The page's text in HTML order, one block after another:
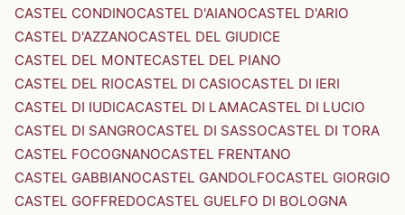
CASTEL CONDINOCASTEL D'AIANOCASTEL D'ARIO
CASTEL D'AZZANOCASTEL DEL GIUDICE
CASTEL DEL MONTECASTEL DEL PIANO
CASTEL DEL RIOCASTEL DI CASIOCASTEL DI IERI
CASTEL DI IUDICACASTEL DI LAMACASTEL DI LUCIO
CASTEL DI SANGROCASTEL DI SASSOCASTEL DI TORA
CASTEL FOCOGNANOCASTEL FRENTANO
CASTEL GABBIANOCASTEL GANDOLFOCASTEL GIORGIO
CASTEL GOFFREDOCASTEL GUELFO DI BOLOGNA